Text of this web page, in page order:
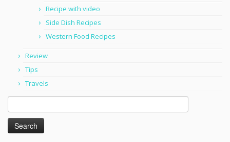
Recipe with video
Side Dish Recipes
Western Food Recipes
Review
Tips
Travels
Search
for: